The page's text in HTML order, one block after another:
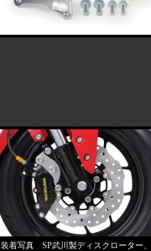
装着写真 SP武川製ディスクローター、